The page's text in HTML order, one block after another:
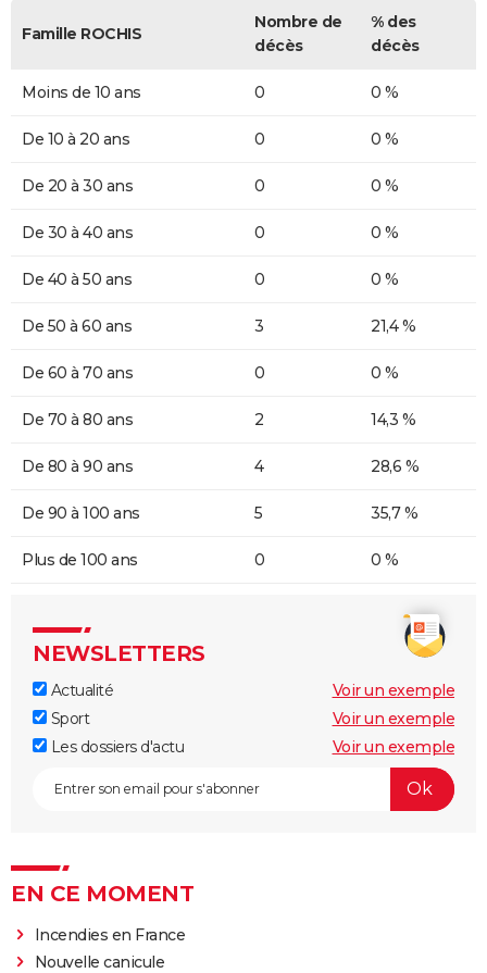
Famille ROCHIS
Nombre de
décès
% des
décès
Moins de 10 ans 0 0 %
De 10 à 20 ans 0 0 %
De 20 à 30 ans 0 0 %
De 30 à 40 ans 0 0 %
De 40 à 50 ans 0 0 %
De 50 à 60 ans 3 21,4 %
De 60 à 70 ans 0 0 %
De 70 à 80 ans 2 14,3 %
De 80 à 90 ans 4 28,6 %
De 90 à 100 ans 5 35,7 %
Plus de 100 ans 0 0 %
NEWSLETTERS
Actualité
Voir un exemple
Sport
Voir un exemple
Les dossiers d'actu
Voir un exemple
EN CE MOMENT
Incendies en France
Nouvelle canicule